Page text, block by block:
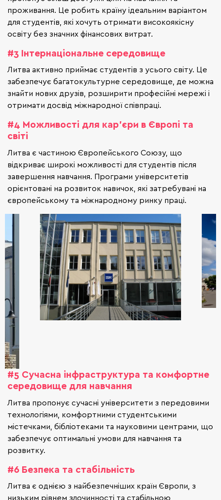
проживання. Це робить країну ідеальним варіантом
для студентів, які хочуть отримати високоякісну
освіту без значних фінансових витрат.
#3 Інтернаціональне середовище
Литва активно приймає студентів з усього світу. Це
забезпечує багатокультурне середовище, де можна
знайти нових друзів, розширити професійні мережі і
отримати досвід міжнародної співпраці.
#4 Можливості для кар’єри в Європі та
світі
Литва є частиною Європейського Союзу, що
відкриває широкі можливості для студентів після
завершення навчання. Програми університетів
орієнтовані на розвиток навичок, які затребувані на
європейському та міжнародному ринку праці.
#5 Сучасна інфраструктура та комфортне
середовище для навчання
Литва пропонує сучасні університети з передовими
технологіями, комфортними студентськими
містечками, бібліотеками та науковими центрами, що
забезпечує оптимальні умови для навчання та
розвитку.
#6 Безпека та стабільність
Литва є однією з найбезпечніших країн Європи, з
низьким рівнем злочинності та стабільною